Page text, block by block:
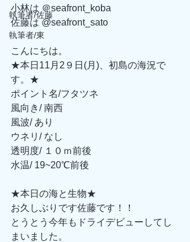
執筆者/佐藤
執筆者/東
小林は ＠seafront_koba
佐藤は @seafront_sato
こんにちは。
★本日11月2９日(月)、初島の海況で
す。★
ポイント名/フタツネ
風向き/ 南西
風波/ あり
ウネリ/ なし
透明度/ １０ｍ前後
水温/ 19~20℃前後
★本日の海と生物★
お久しぶりです佐藤です！！
とうとう今年もドライデビューしてし
まいました。